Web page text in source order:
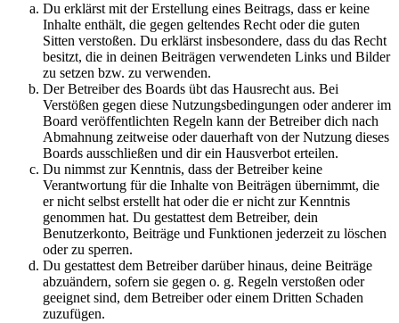
Du erklärst mit der Erstellung eines Beitrags, dass er keine
Inhalte enthält, die gegen geltendes Recht oder die guten
Sitten verstoßen. Du erklärst insbesondere, dass du das Recht
besitzt, die in deinen Beiträgen verwendeten Links und Bilder
zu setzen bzw. zu verwenden.
Der Betreiber des Boards übt das Hausrecht aus. Bei
Verstößen gegen diese Nutzungsbedingungen oder anderer im
Board veröffentlichten Regeln kann der Betreiber dich nach
Abmahnung zeitweise oder dauerhaft von der Nutzung dieses
Boards ausschließen und dir ein Hausverbot erteilen.
Du nimmst zur Kenntnis, dass der Betreiber keine
Verantwortung für die Inhalte von Beiträgen übernimmt, die
er nicht selbst erstellt hat oder die er nicht zur Kenntnis
genommen hat. Du gestattest dem Betreiber, dein
Benutzerkonto, Beiträge und Funktionen jederzeit zu löschen
oder zu sperren.
Du gestattest dem Betreiber darüber hinaus, deine Beiträge
abzuändern, sofern sie gegen o. g. Regeln verstoßen oder
geeignet sind, dem Betreiber oder einem Dritten Schaden
zuzufügen.